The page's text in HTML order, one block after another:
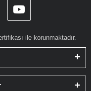
ile korunmaktadır.